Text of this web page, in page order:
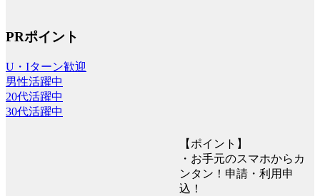
PRポイント
U・Iターン歓迎
男性活躍中
20代活躍中
30代活躍中
【ポイント】
・お手元のスマホからカ
ンタン！申請・利用申
込！